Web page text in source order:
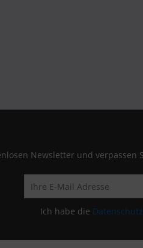
Newsletter und
Ich habe die